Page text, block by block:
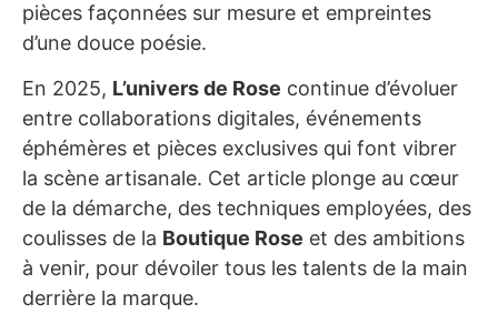
pièces façonnées sur mesure et empreintes
d’une douce poésie.
En 2025, L’univers de Rose continue d’évoluer
entre collaborations digitales, événements
éphémères et pièces exclusives qui font vibrer
la scène artisanale. Cet article plonge au cœur
de la démarche, des techniques employées, des
coulisses de la Boutique Rose et des ambitions
à venir, pour dévoiler tous les talents de la main
derrière la marque.